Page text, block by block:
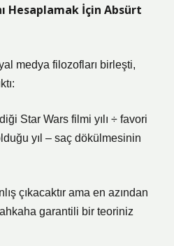
Hesaplamak İçin Absürt
medya filozofları birleşti,
Star Wars filmi yılı ÷ favori
yıl – saç dökülmesinin
çıkacaktır ama en azından
garantili bir teoriniz